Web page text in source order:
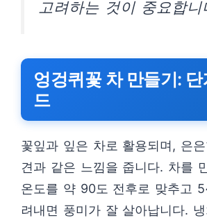
고려하는 것이 중요합니
엉겅퀴꽃 차 만들기:
드
꽃잎과 잎은 차로 활용되며, 은
견과 같은 느낌을 줍니다. 차를
온도를 약 90도 전후로 맞추고
려내면 풍미가 잘 살아납니다.